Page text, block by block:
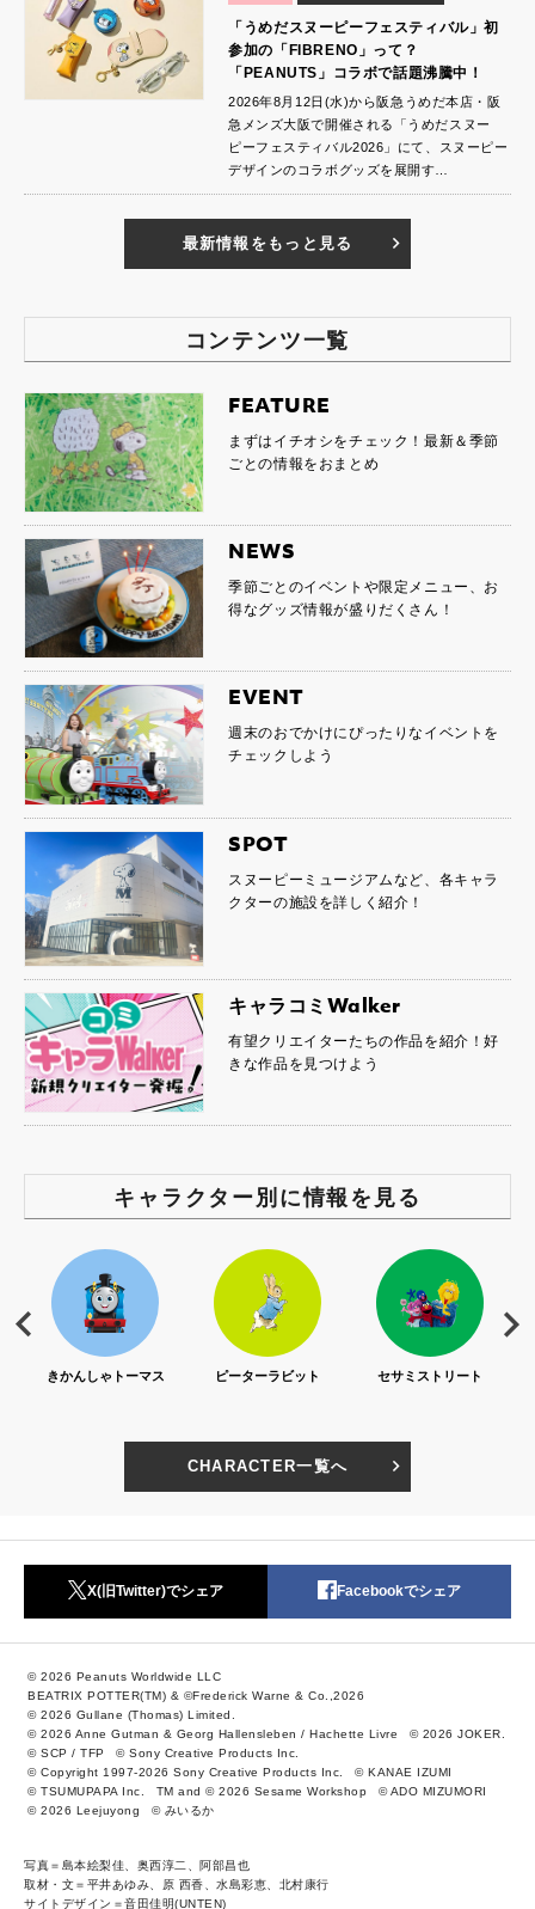
「うめだスヌーピーフェスティバル」初
参加の「FIBRENO」って？
「PEANUTS」コラボで話題沸騰中！
2026年8月12日(水)から阪急うめだ本店・阪
急メンズ大阪で開催される「うめだスヌー
ピーフェスティバル2026」にて、スヌーピー
デザインのコラボグッズを展開す…
最新情報をもっと見る
コンテンツ一覧
FEATURE
まずはイチオシをチェック！最新＆季節
ごとの情報をおまとめ
NEWS
季節ごとのイベントや限定メニュー、お
得なグッズ情報が盛りだくさん！
EVENT
週末のおでかけにぴったりなイベントを
チェックしよう
SPOT
スヌーピーミュージアムなど、各キャラ
クターの施設を詳しく紹介！
キャラコミWalker
有望クリエイターたちの作品を紹介！好
きな作品を見つけよう
キャラクター別に情報を見る
きかんしゃトーマス ピーターラビット セサミストリート
CHARACTER一覧へ
X(旧Twitter)でシェア Facebookでシェア
© 2026 Peanuts Worldwide LLC
BEATRIX POTTER(TM) & ©Frederick Warne & Co.,2026
© 2026 Gullane (Thomas) Limited.
© 2026 Anne Gutman & Georg Hallensleben / Hachette Livre
© 2026 JOKER.
© SCP / TFP
© Sony Creative Products Inc.
© Copyright 1997-2026 Sony Creative Products Inc.
© KANAE IZUMI
© TSUMUPAPA Inc.
TM and © 2026 Sesame Workshop
© ADO MIZUMORI
© 2026 Leejuyong
© みいるか
写真＝島本絵梨佳、奥西淳二、阿部昌也
取材・文＝平井あゆみ、原 西香、水島彩恵、北村康行
サイトデザイン＝音田佳明(UNTEN)